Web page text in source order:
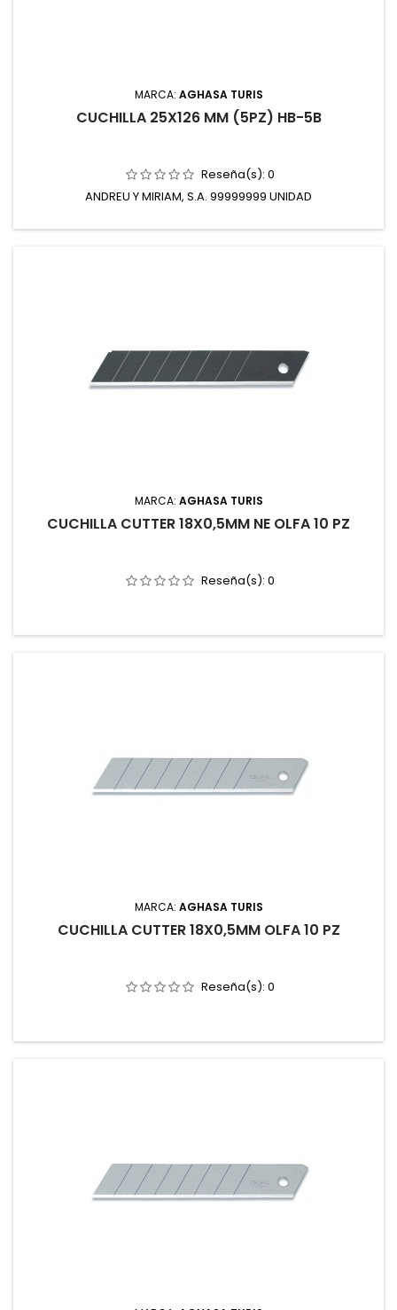
MARCA: AGHASA TURIS
CUCHILLA 25X126 MM (5PZ) HB-5B
Reseña(s): 0
ANDREU Y MIRIAM, S.A. 99999999 UNIDAD
MARCA: AGHASA TURIS
CUCHILLA CUTTER 18X0,5MM NE OLFA 10 PZ
Reseña(s): 0
MARCA: AGHASA TURIS
CUCHILLA CUTTER 18X0,5MM OLFA 10 PZ
Reseña(s): 0